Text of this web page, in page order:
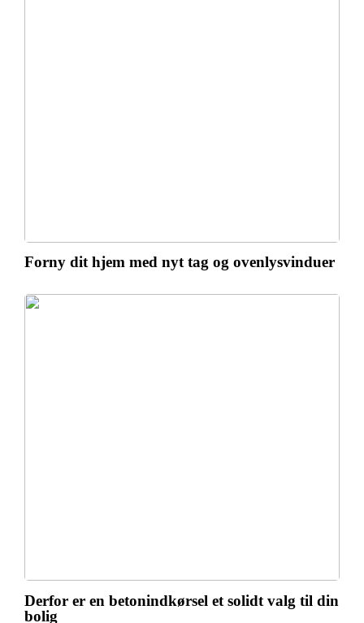
Forny dit hjem med nyt tag og ovenlysvinduer
Derfor er en betonindkørsel et solidt valg til din
bolig